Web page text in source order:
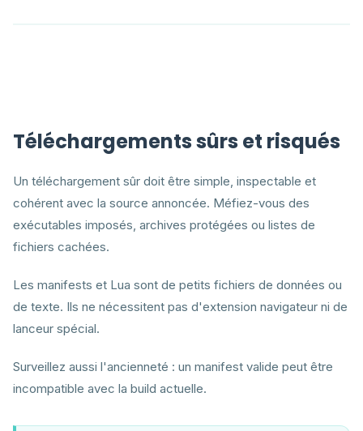
Téléchargements sûrs et risqués
Un téléchargement sûr doit être simple, inspectable et
cohérent avec la source annoncée. Méfiez-vous des
exécutables imposés, archives protégées ou listes de
fichiers cachées.
Les manifests et Lua sont de petits fichiers de données ou
de texte. Ils ne nécessitent pas d'extension navigateur ni de
lanceur spécial.
Surveillez aussi l'ancienneté : un manifest valide peut être
incompatible avec la build actuelle.